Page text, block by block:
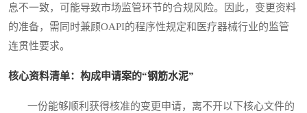
息不一致，可能导致市场监管环节的合规风险。因此，变更资料
的准备，需同时兼顾OAPI的程序性规定和医疗器械行业的监管
连贯性要求。
核心资料清单：构成申请案的“钢筋水泥”
一份能够顺利获得核准的变更申请，离不开以下核心文件的